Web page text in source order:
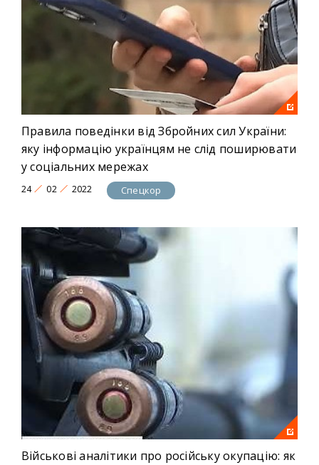
Правила поведінки від Збройних сил України:
яку інформацію українцям не слід поширювати
у соціальних мережах
24 02 2022 Спецкор
Військові аналітики про російську окупацію: як